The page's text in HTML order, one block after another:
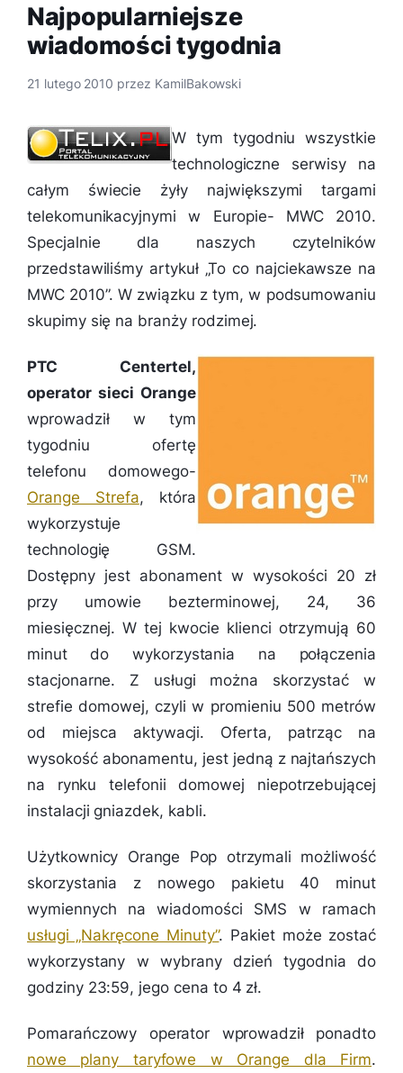
Najpopularniejsze
wiadomości tygodnia
21 lutego 2010 przez KamilBakowski
W tym tygodniu wszystkie
technologiczne serwisy na
całym świecie żyły największymi targami
telekomunikacyjnymi w Europie- MWC 2010.
Specjalnie dla naszych czytelników
przedstawiliśmy artykuł „To co najciekawsze na
MWC 2010”. W związku z tym, w podsumowaniu
skupimy się na branży rodzimej.
PTC Centertel,
operator sieci Orange
wprowadził w tym
tygodniu ofertę
telefonu domowego-
Orange Strefa, która
wykorzystuje
technologię GSM.
Dostępny jest abonament w wysokości 20 zł
przy umowie bezterminowej, 24, 36
miesięcznej. W tej kwocie klienci otrzymują 60
minut do wykorzystania na połączenia
stacjonarne. Z usługi można skorzystać w
strefie domowej, czyli w promieniu 500 metrów
od miejsca aktywacji. Oferta, patrząc na
wysokość abonamentu, jest jedną z najtańszych
na rynku telefonii domowej niepotrzebującej
instalacji gniazdek, kabli.
Użytkownicy Orange Pop otrzymali możliwość
skorzystania z nowego pakietu 40 minut
wymiennych na wiadomości SMS w ramach
usługi „Nakręcone Minuty”. Pakiet może zostać
wykorzystany w wybrany dzień tygodnia do
godziny 23:59, jego cena to 4 zł.
Pomarańczowy operator wprowadził ponadto
nowe plany taryfowe w Orange dla Firm.